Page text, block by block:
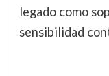
legado como
sensibilidad